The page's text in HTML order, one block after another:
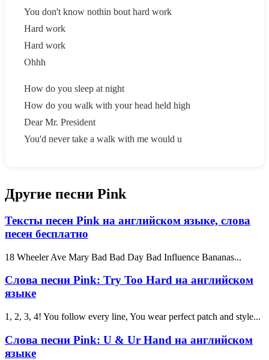
You don't know nothin bout hard work
Hard work
Hard work
Ohhh
How do you sleep at night
How do you walk with your head held high
Dear Mr. President
You'd never take a walk with me would u
Другие песни Pink
Тексты песен Pink на английском языке, слова
песен бесплатно
18 Wheeler Ave Mary Bad Bad Day Bad Influence Bananas...
Слова песни Pink: Try Too Hard на английском
языке
1, 2, 3, 4! You follow every line, You wear perfect patch and style...
Слова песни Pink: U & Ur Hand на английском
языке